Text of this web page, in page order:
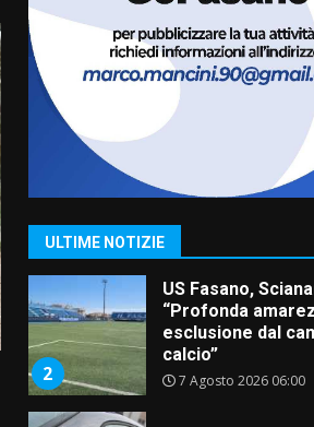
ULTIME NOTIZIE
7
La magia del
prima assoluta de
Belvedere. Il
6 Agosto 2026 06:15
1
“I Contestatori:
Rivoluzione”:
appuntamento
2
US Fasano,
“Profonda
esclusione dal
calcio”
7 Agosto 2026 06:00